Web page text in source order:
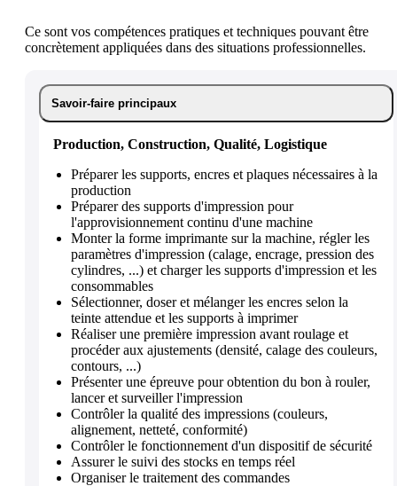
Ce sont vos compétences pratiques et techniques pouvant être
concrètement appliquées dans des situations professionnelles.
Savoir-faire principaux
Production, Construction, Qualité, Logistique
Préparer les supports, encres et plaques nécessaires à la
production
Préparer des supports d'impression pour
l'approvisionnement continu d'une machine
Monter la forme imprimante sur la machine, régler les
paramètres d'impression (calage, encrage, pression des
cylindres, ...) et charger les supports d'impression et les
consommables
Sélectionner, doser et mélanger les encres selon la
teinte attendue et les supports à imprimer
Réaliser une première impression avant roulage et
procéder aux ajustements (densité, calage des couleurs,
contours, ...)
Présenter une épreuve pour obtention du bon à rouler,
lancer et surveiller l'impression
Contrôler la qualité des impressions (couleurs,
alignement, netteté, conformité)
Contrôler le fonctionnement d'un dispositif de sécurité
Assurer le suivi des stocks en temps réel
Organiser le traitement des commandes